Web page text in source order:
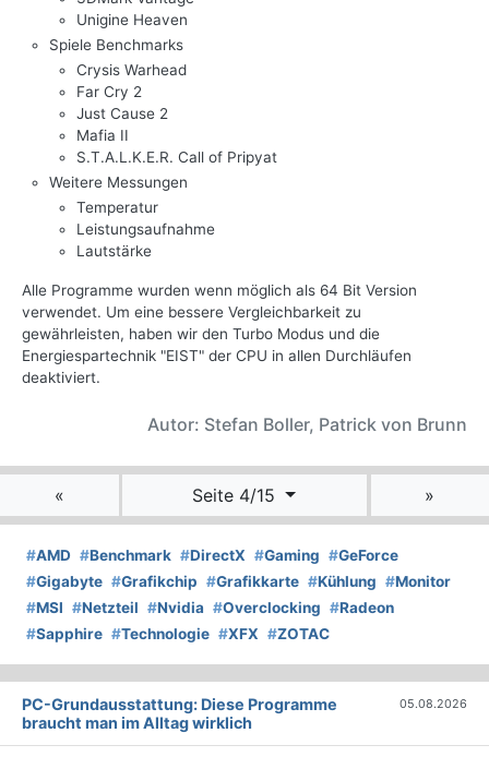
Unigine Heaven
Spiele Benchmarks
Crysis Warhead
Far Cry 2
Just Cause 2
Mafia II
S.T.A.L.K.E.R. Call of Pripyat
Weitere Messungen
Temperatur
Leistungsaufnahme
Lautstärke
Alle Programme wurden wenn möglich als 64 Bit Version
verwendet. Um eine bessere Vergleichbarkeit zu
gewährleisten, haben wir den Turbo Modus und die
Energiespartechnik "EIST" der CPU in allen Durchläufen
deaktiviert.
Autor: Stefan Boller, Patrick von Brunn
« Seite 4/15 »
#AMD #Benchmark #DirectX #Gaming #GeForce
#Gigabyte #Grafikchip #Grafikkarte #Kühlung #Monitor
#MSI #Netzteil #Nvidia #Overclocking #Radeon
#Sapphire #Technologie #XFX #ZOTAC
PC-Grundausstattung: Diese Programme
braucht man im Alltag wirklich
05.08.2026